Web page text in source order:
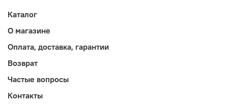
Каталог
О магазине
Оплата, доставка, гарантии
Возврат
Частые вопросы
Контакты